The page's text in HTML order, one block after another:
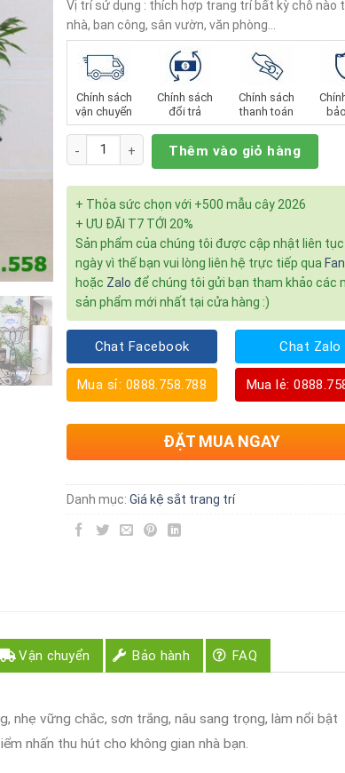
Vị trí sử dụng : thích hợp trang trí bất kỳ chỗ nào
nhà, ban công, sân vườn, văn phòng…
Chính sách
vận chuyển
Chính sách
đổi trả
Chính sách
thanh toán
Số lượng Thêm vào giỏ hàng
+ Thỏa sức chọn với +500 mẫu cây 2026
+ ƯU ĐÃI T7 TỚI 20%
Sản phẩm của chúng tôi được cập nhật liên
ngày vì thế bạn vui lòng liên hệ trực tiếp qua
hoặc Zalo để chúng tôi gửi bạn tham khảo các
sản phẩm mới nhất tại cửa hàng :)
Chat Facebook
Mua sỉ: 0888.758.788
Chat Zalo
Mua lẻ:
ĐẶT MUA NGAY
Danh mục: Giá kệ sắt trang trí
Vận chuyển Bảo hành FAQ
nhẹ vững chắc, sơn trắng, nâu sang trọng, làm nổi bật
nhấn thu hút cho không gian nhà bạn.